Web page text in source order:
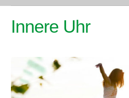
Innere Uhr